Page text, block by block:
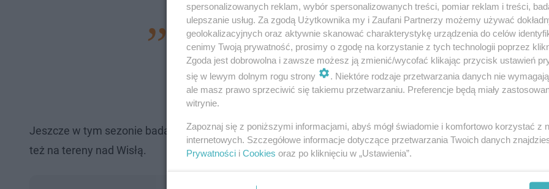
Nazywamy to jednozadziorcami, troszeczkę ze względu na ich
kształt, ale przede wszystkim były to narzędzia wykorzystywane
jako wkładki do harpunów, czyli po prostu narzędzia łowieckie.
Były wykorzystywane do polowań na różnej wielkości zwierzynę.
Jeszcze w tym sezonie badania przeniosą się na polską stronę Tatr i dowiemy się, czy prehistoryczni
też na tereny nad Wisłą.
spersonalizowanych reklam, wybór spersonalizowanych treści, pomiar reklam i treści,
ulepszanie usług. Za zgodą Użytkownika my i Zaufani Partnerzy możemy używać
geolokalizacyjnych oraz aktywnie skanować charakterystykę urządzenia do celów
cenimy Twoją prywatność, prosimy o zgodę na korzystanie z tych technologii poprzez
Zgoda jest dobrowolna i zawsze możesz ją zmienić/wycofać klikając przycisk ustawień
się w lewym dolnym rogu strony
. Niektóre rodzaje przetwarzania danych nie
ale masz prawo sprzeciwić się takiemu przetwarzaniu. Preferencje będą miały
witrynie.
Zapoznaj się z poniższymi informacjami, abyś mógł świadomie i komfortowo korzystać z
internetowych. Szczegółowe informacje dotyczące przetwarzania Twoich danych
Prywatności i Cookies oraz po kliknięciu w „Ustawienia”.